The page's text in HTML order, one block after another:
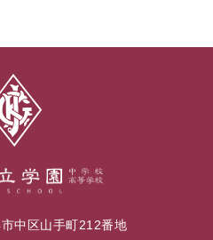
中区山手町212番地